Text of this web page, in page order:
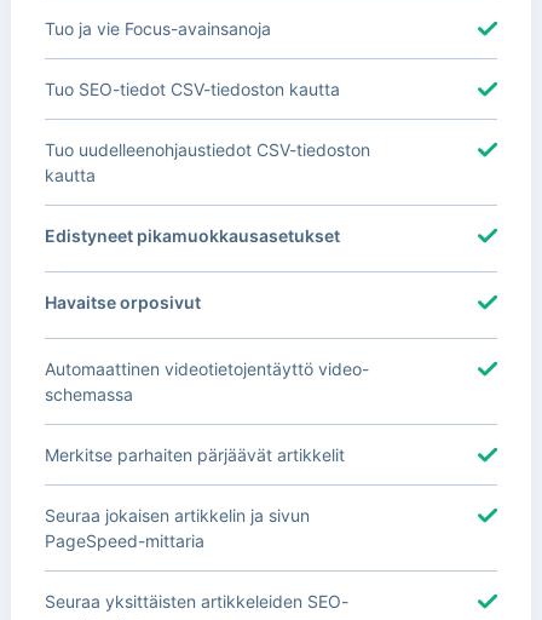
Tuo ja vie Focus-avainsanoja
Tuo SEO-tiedot CSV-tiedoston kautta
Tuo uudelleenohjaustiedot CSV-tiedoston
kautta
Edistyneet pikamuokkausasetukset
Havaitse orposivut
Automaattinen videotietojentäyttö video-
schemassa
Merkitse parhaiten pärjäävät artikkelit
Seuraa jokaisen artikkelin ja sivun
PageSpeed-mittaria
Seuraa yksittäisten artikkeleiden SEO-